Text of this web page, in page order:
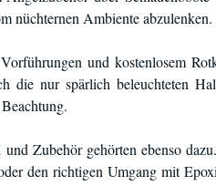
nüchternen Ambiente abzulenken.
und kostenlosem
nur spärlich beleuchteten
Zubehör gehörten ebenso
den richtigen Umgang mit